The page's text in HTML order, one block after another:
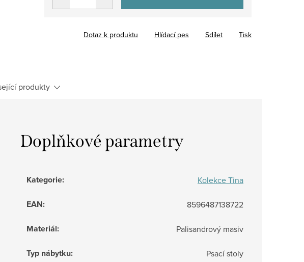
Tisk
Dotaz k produktu Hlídací pes Sdílet
produkty
Doplňkové parametry
Kategorie: Kolekce Tina
EAN: 8596487138722
Materiál: Palisandrový masiv
Typ nábytku: Psací stoly